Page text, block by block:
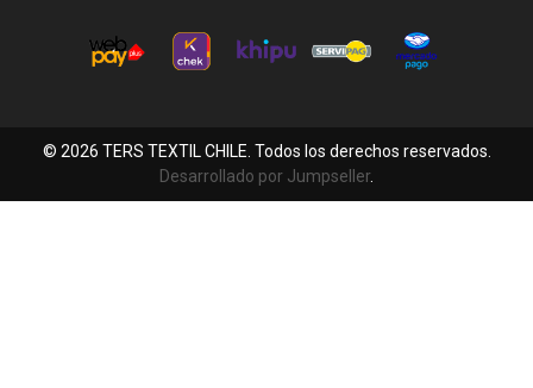
© 2026 TERS TEXTIL CHILE. Todos los derechos reservados.
Desarrollado por Jumpseller.